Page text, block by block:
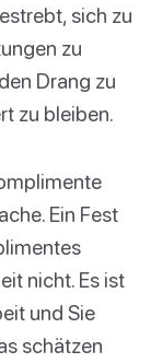
sich zu
zu
Drang zu
zu bleiben.
Ein Fest
nicht. Es ist
und Sie
schätzen